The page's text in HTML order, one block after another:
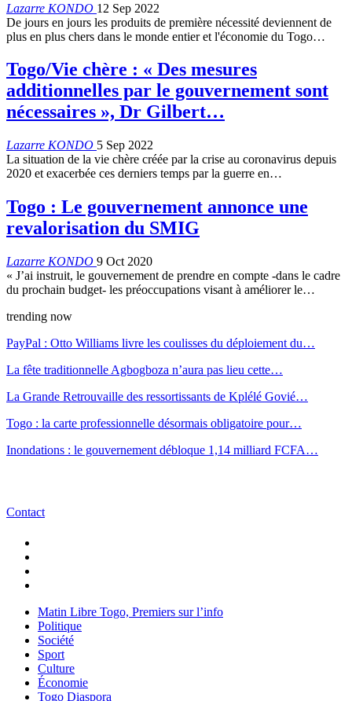
Lazarre KONDO 12 Sep 2022
De jours en jours les produits de première nécessité deviennent de
plus en plus chers dans le monde entier et l'économie du Togo…
Togo/Vie chère : « Des mesures
additionnelles par le gouvernement sont
nécessaires », Dr Gilbert…
Lazarre KONDO 5 Sep 2022
La situation de la vie chère créée par la crise au coronavirus depuis
2020 et exacerbée ces derniers temps par la guerre en…
Togo : Le gouvernement annonce une
revalorisation du SMIG
Lazarre KONDO 9 Oct 2020
« J’ai instruit, le gouvernement de prendre en compte -dans le cadre
du prochain budget- les préoccupations visant à améliorer le…
trending now
PayPal : Otto Williams livre les coulisses du déploiement du…
La fête traditionnelle Agbogboza n’aura pas lieu cette…
La Grande Retrouvaille des ressortissants de Kplélé Govié…
Togo : la carte professionnelle désormais obligatoire pour…
Inondations : le gouvernement débloque 1,14 milliard FCFA…
Contact
Matin Libre Togo, Premiers sur l’info
Politique
Société
Sport
Culture
Économie
Togo Diaspora